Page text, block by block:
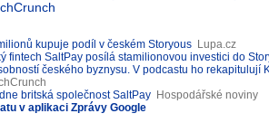
kupuje podíl v českém Storyous Lupa.cz
fintech SaltPay posílá stamilionovou investici do
českého byznysu. V podcastu ho rekapitulují
britská společnost SaltPay Hospodářské noviny
v aplikaci Zprávy Google